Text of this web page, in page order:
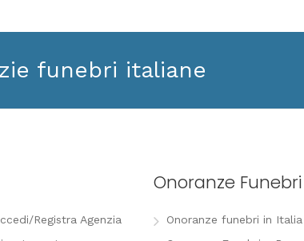
funebri italiane
Registra Agenzia
Onoranze Funebri
Onoranze funebri in Italia